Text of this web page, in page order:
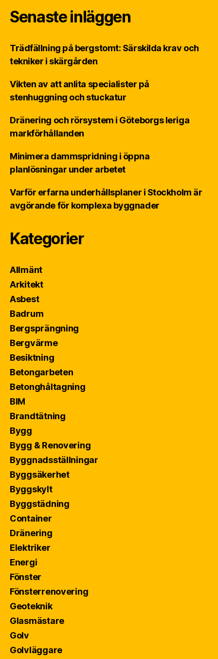
Senaste inläggen
Trädfällning på bergstomt: Särskilda krav och
tekniker i skärgården
Vikten av att anlita specialister på
stenhuggning och stuckatur
Dränering och rörsystem i Göteborgs leriga
markförhållanden
Minimera dammspridning i öppna
planlösningar under arbetet
Varför erfarna underhållsplaner i Stockholm är
avgörande för komplexa byggnader
Kategorier
Allmänt
Arkitekt
Asbest
Badrum
Bergsprängning
Bergvärme
Besiktning
Betongarbeten
Betonghåltagning
BIM
Brandtätning
Bygg
Bygg & Renovering
Byggnadsställningar
Byggsäkerhet
Byggskylt
Byggstädning
Container
Dränering
Elektriker
Energi
Fönster
Fönsterrenovering
Geoteknik
Glasmästare
Golv
Golvläggare